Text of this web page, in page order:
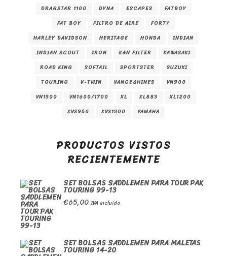
DRAGSTAR 1100
DYNA ESCAPES
FATBOY
FAT BOY
FILTRO DE AIRE
FORTY
HARLEY DAVIDSON
HERITAGE HONDA
INDIAN
INDIAN SCOUT
IRON K&N FILTER
KAWASAKI
ROAD KING
SOFTAIL SPORTSTER
SUZUKI
TOURING
V-TWIN VANCE&HINES
VN900
VN1500
VN1600/1700 XL XL883
XL1200
XVS950
XVS1300 YAMAHA
PRODUCTOS VISTOS
RECIENTEMENTE
SET BOLSAS SADDLEMEN PARA TOUR PAK
TOURING 99-13
€65,00 IVA incluido
SET BOLSAS SADDLEMEN PARA MALETAS
TOURING 14-20